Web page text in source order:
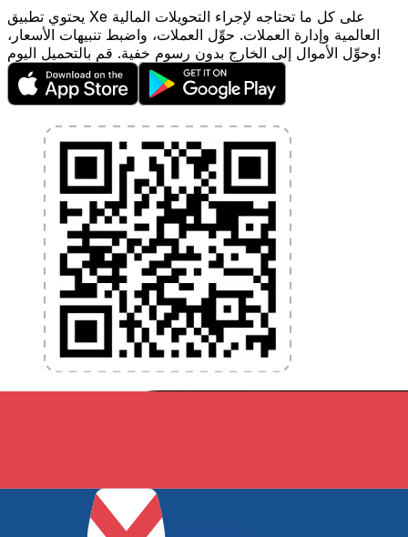
يحتوي تطبيق Xe على كل ما تحتاجه لإجراء التحويلات المالية
العالمية وإدارة العملات. حوِّل العملات، واضبط تنبيهات الأسعار،
وحوِّل الأموال إلى الخارج بدون رسوم خفية. قم بالتحميل اليوم!